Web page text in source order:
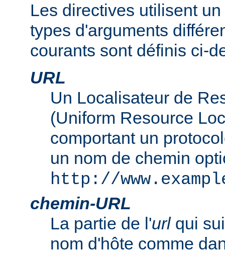
Les directives utilisent
types d'arguments
courants sont définis ci-
URL
Un Localisateur de
(Uniform Resource
comportant un
un nom de chemin
http://
chemin-URL
La partie de l'urlqui
nom d'hôte comme